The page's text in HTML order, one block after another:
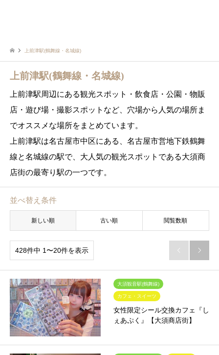
上前津駅(鶴舞線・名城線)
上前津駅(鶴舞線・名城線)
上前津駅周辺にある観光スポット・飲食店・公園・物販
店・遊び場・撮影スポットなど、穴場から人気の場所ま
でオススメな場所をまとめています。
上前津駅は名古屋市中区にある、名古屋市営地下鉄鶴舞
線と名城線の駅で、大人気の観光スポットである大須商
店街の最寄り駅の一つです。
並べ替え条件
新しい順 古い順 閲覧数順
428件中 1〜20件を表示  
大須観音駅(鶴舞線)
カフェ・スイーツ
女性限定シール交換カフェ『し
ぇあぷく』【大須商店街】